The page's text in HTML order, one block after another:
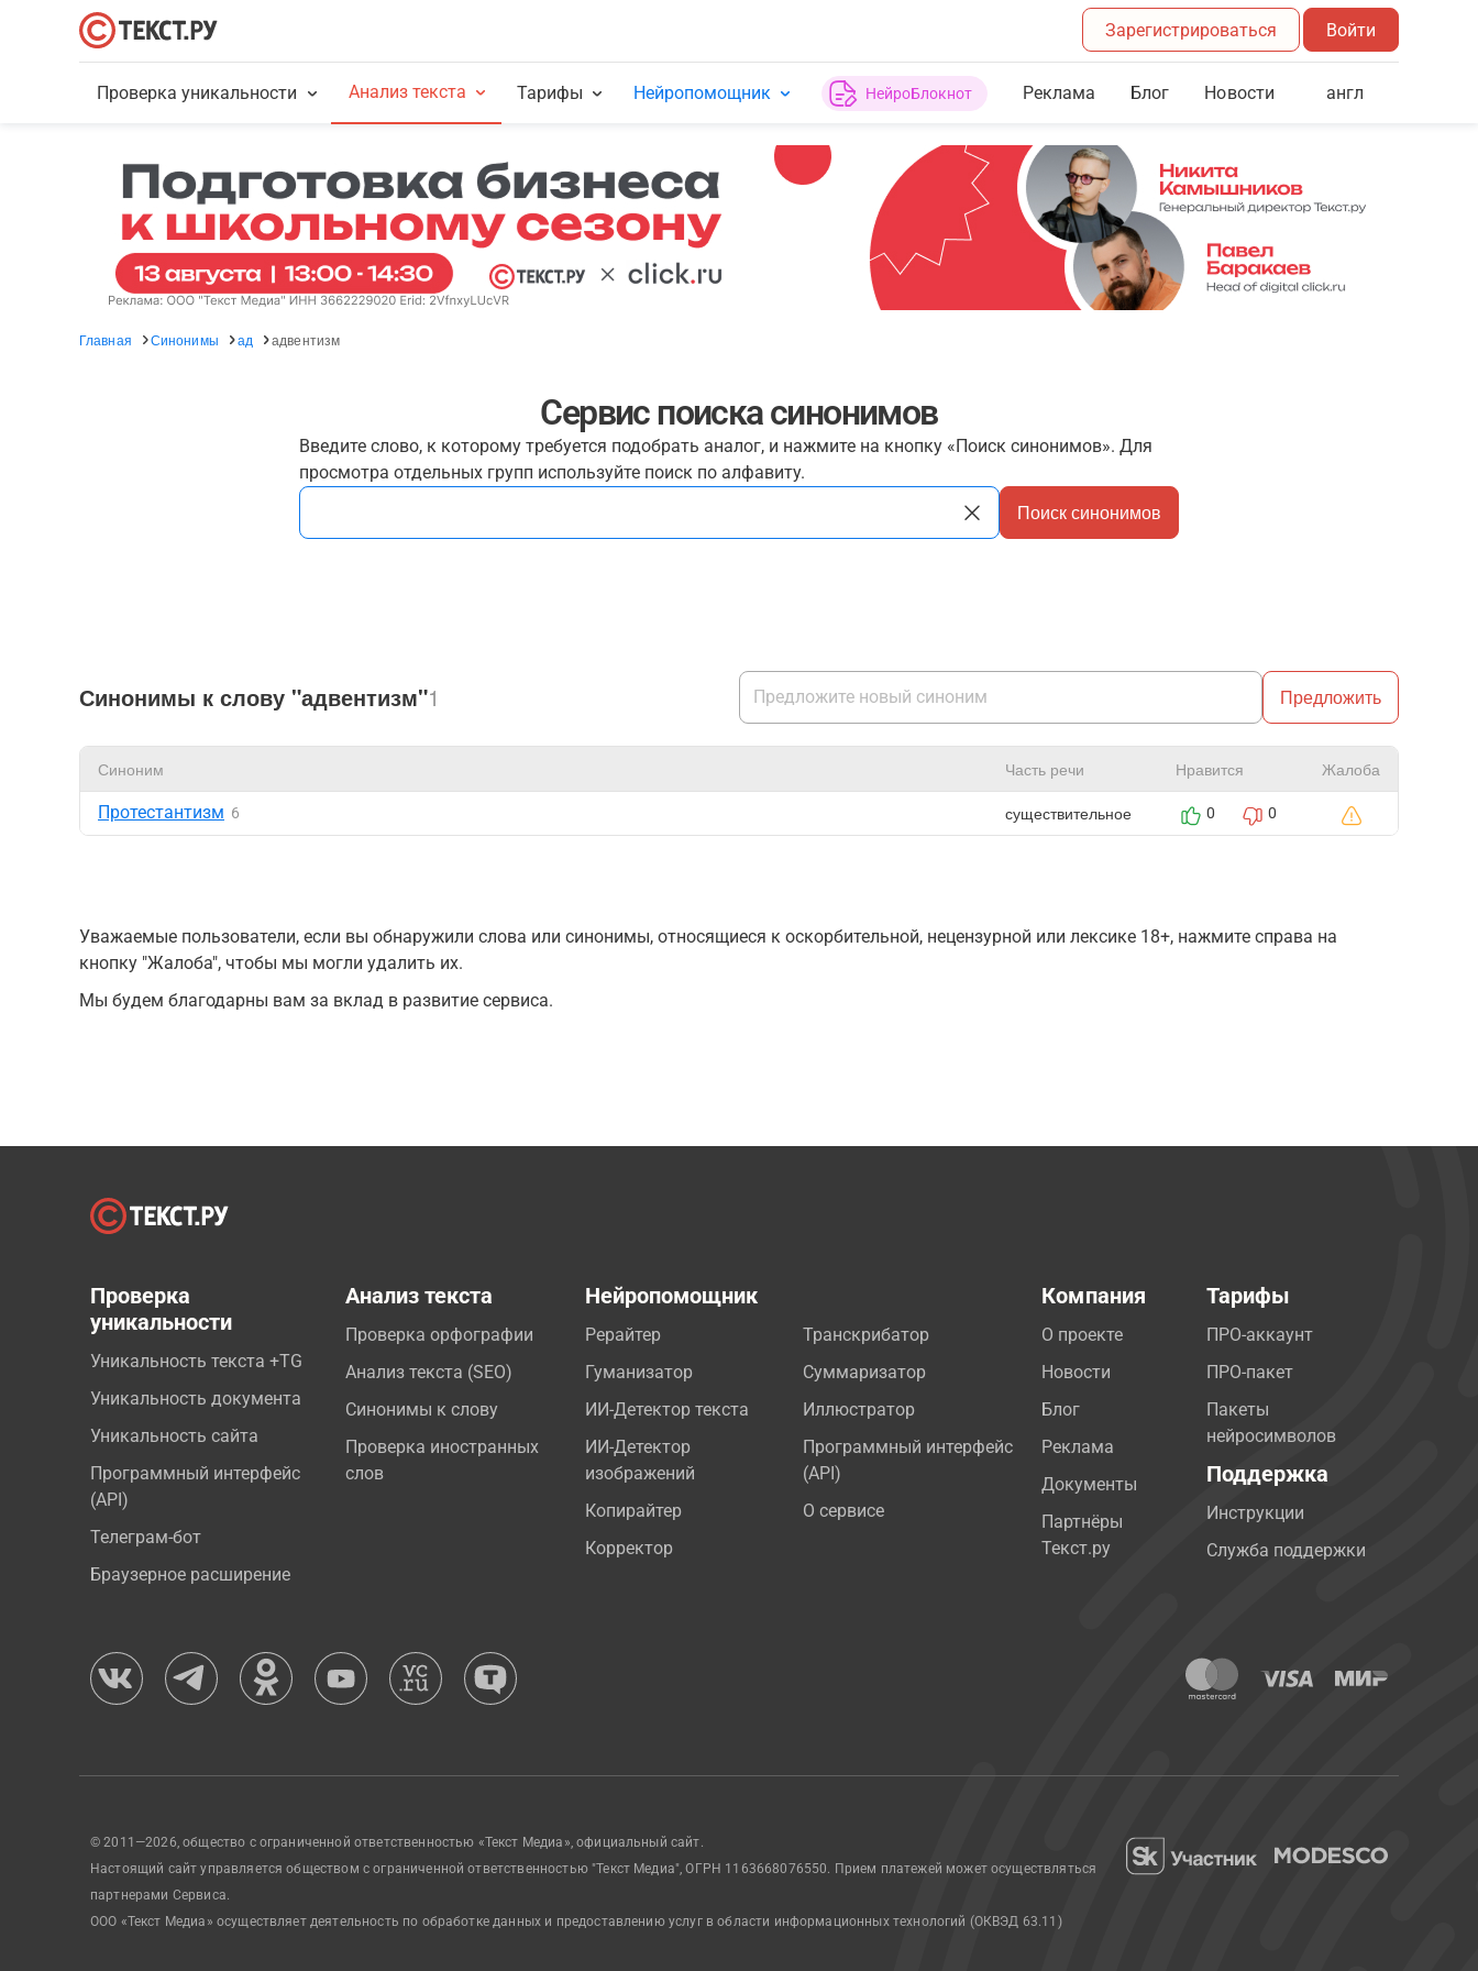
Зарегистрироваться Войти
Проверка уникальности Анализ текста Тарифы Нейропомощник НейроБлокнот Реклама Блог Новости англ
Главная Синонимы ад адвентизм
Сервис поиска синонимов
Введите слово, к которому требуется подобрать аналог, и нажмите на кнопку «Поиск синонимов». Для
просмотра отдельных групп используйте поиск по алфавиту.
Поиск синонимов
Синонимы к слову "адвентизм"1 Предложить
Синоним Часть речи Нравится Жалоба
Протестантизм 6 существительное 0 0
Уважаемые пользователи, если вы обнаружили слова или синонимы, относящиеся к оскорбительной, нецензурной или лексике 18+, нажмите справа на
кнопку "Жалоба", чтобы мы могли удалить их.
Мы будем благодарны вам за вклад в развитие сервиса.
Проверка
уникальности
Уникальность текста +TG
Уникальность документа
Уникальность сайта
Программный интерфейс
(API)
Телеграм-бот
Браузерное расширение
Анализ текста
Проверка орфографии
Анализ текста (SEO)
Синонимы к слову
Проверка иностранных
слов
Нейропомощник
Рерайтер
Гуманизатор
ИИ-Детектор текста
ИИ-Детектор
изображений
Копирайтер
Корректор
Транскрибатор
Суммаризатор
Иллюстратор
Программный интерфейс
(API)
О сервисе
Компания
О проекте
Новости
Блог
Реклама
Документы
Партнёры
Текст.ру
Тарифы
ПРО-аккаунт
ПРО-пакет
Пакеты
нейросимволов
Поддержка
Инструкции
Служба поддержки
© 2011—2026, общество с ограниченной ответственностью «Текст Медиа», официальный сайт.
Настоящий сайт управляется обществом с ограниченной ответственностью "Текст Медиа", ОГРН 1163668076550. Прием платежей может осуществляться
партнерами Сервиса.
ООО «Текст Медиа» осуществляет деятельность по обработке данных и предоставлению услуг в области информационных технологий (ОКВЭД 63.11)